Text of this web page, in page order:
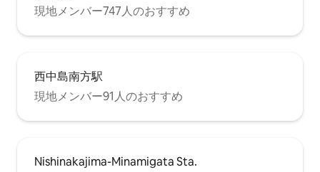
現地メンバー747人のおすすめ
西中島南方駅
現地メンバー91人のおすすめ
Nishinakajima-Minamigata Sta.